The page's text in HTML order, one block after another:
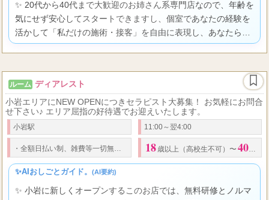
✨ 20代から40代まで大歓迎のお姉さん系専門店なので、年齢を
気にせず安心してスタートできますし、個室であなたの経験を
活かして「私だけの施術・接客」を自由に表現し、あなたらし
く輝ける環境ですよ。
ルーム ディアレスト
小岩エリアにNEW OPENにつきセラピスト大募集！ お気軽にお問合
せ下さい♪ エリア屈指の好待遇でお迎えいたします。
小岩駅 11:00～翌4:00
・ 全額日払い制、雑費等一切無し バック率60 ％以上・オプション、本指
18 歳以上（高校生不可）〜 40代ま
✨AIおしごとガイド。 (AI要約)
✨ 小岩に新しくオープンするこのお店では、無料研修とノルマ